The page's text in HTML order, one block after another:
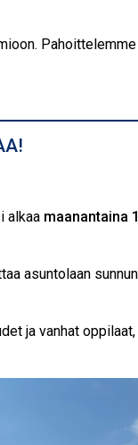
alkaa maanantaina
asuntolaan
ja vanhat